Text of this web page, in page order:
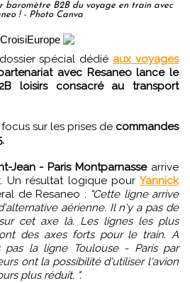
baromètre B2B du voyage en train avec
! - Photo Canva
spécial dédié aux voyages
avec Resaneo lance le
loisirs consacré au transport
sur les prises de commandes
Jean - Paris Montparnassearrive
Un résultat logique pour Yannick
de Resaneo : "Cette ligne arrive
aérienne. Il n'y a pas de
cet axe là. Les lignes les plus
des axes forts pour le train. A
pas la ligne Toulouse - Paris par
ont la possibilité d'utiliser l'avion
plus réduit. ".